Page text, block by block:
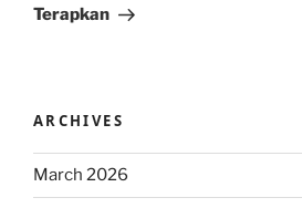
Terapkan
ARCHIVES
March 2026